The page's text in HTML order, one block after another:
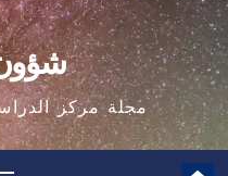
مجلة مركز